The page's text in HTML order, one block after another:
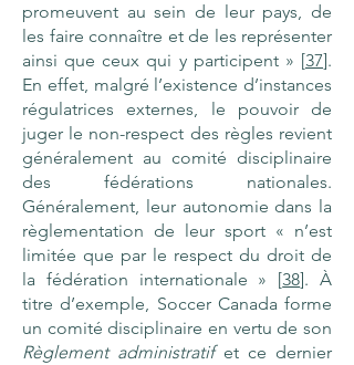
promeuvent au sein de leur pays, de
les faire connaître et de les représenter
ainsi que ceux qui y participent » [37].
En effet, malgré l’existence d’instances
régulatrices externes, le pouvoir de
juger le non-respect des règles revient
généralement au comité disciplinaire
des fédérations nationales.
Généralement, leur autonomie dans la
règlementation de leur sport « n’est
limitée que par le respect du droit de
la fédération internationale » [38]. À
titre d’exemple, Soccer Canada forme
un comité disciplinaire en vertu de son
Règlement administratif et ce dernier